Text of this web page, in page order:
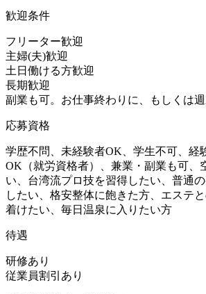
歓迎条件
フリーター歓迎
主婦(夫)歓迎
土日働ける方歓迎
長期歓迎
副業も可。お仕事終わりに、もしくは
応募資格
学歴不問、未経験者OK、学生不可、経
OK（就労資格者）、兼業・副業も可、
い、台湾流プロ技を習得したい、普通
したい、格安整体に飽きた方、エステ
着けたい、毎日温泉に入りたい方
待遇
研修あり
従業員割引あり